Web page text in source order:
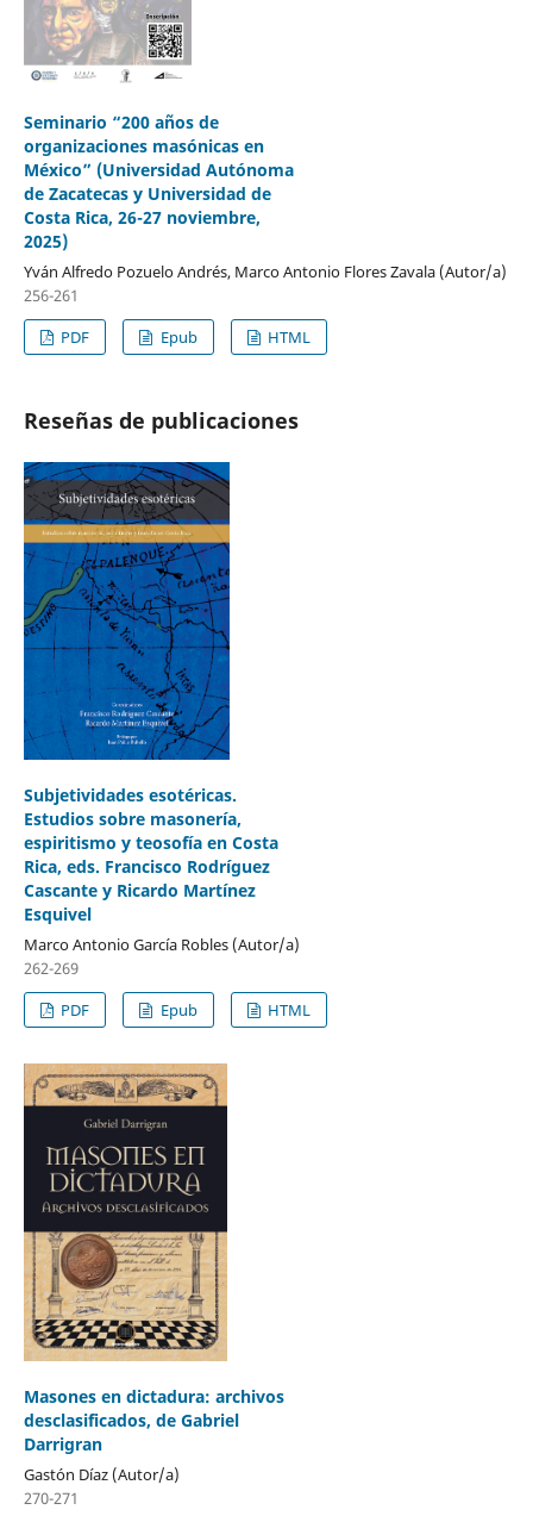
Seminario “200 años de
organizaciones masónicas en
México” (Universidad Autónoma
de Zacatecas y Universidad de
Costa Rica, 26-27 noviembre,
2025)
Yván Alfredo Pozuelo Andrés, Marco Antonio Flores Zavala (Autor/a)
256-261
PDF
Epub HTML
Reseñas de publicaciones
Subjetividades esotéricas.
Estudios sobre masonería,
espiritismo y teosofía en Costa
Rica, eds. Francisco Rodríguez
Cascante y Ricardo Martínez
Esquivel
Marco Antonio García Robles (Autor/a)
262-269
PDF
Epub HTML
Masones en dictadura: archivos
desclasificados, de Gabriel
Darrigran
Gastón Díaz (Autor/a)
270-271